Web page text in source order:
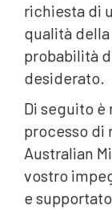
richiesta di
qualità
probabilità
desiderato.
Di seguito
processo di
Australian
vostro
e